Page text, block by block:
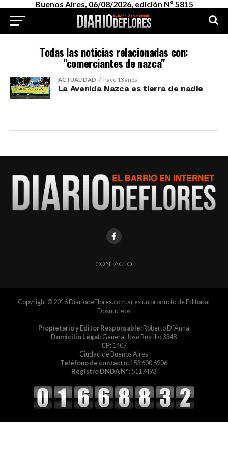
Buenos Aires, 06/08/2026, edición Nº 5815
Todas las noticias relacionadas con:
"comerciantes de nazca"
ACTUALIDAD hace 13 años
La Avenida Nazca es tierra de nadie
CONTACTO
Copyright © 2016 DiariodeFlores.com.ar es un producto de Editorial
Dosnucleos
Propietario y Editor Responsable:Roberto D´Anna
Domicilio Legal:General José Bustillo 3348
CP:1407
Ciudad de Buenos Aires
Teléfono de contacto:153 600 6906
Registro DNDA Nº:5117493